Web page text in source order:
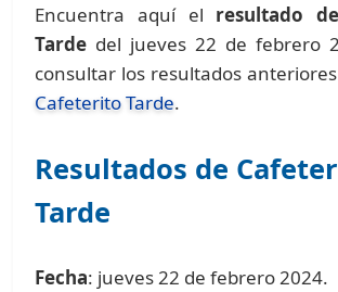
Encuentra aquí el resultado
Tarde del jueves 22 de febrero
consultar los resultados
Cafeterito Tarde.
Resultados de
Tarde
Fecha: jueves 22 de febrero 2024.